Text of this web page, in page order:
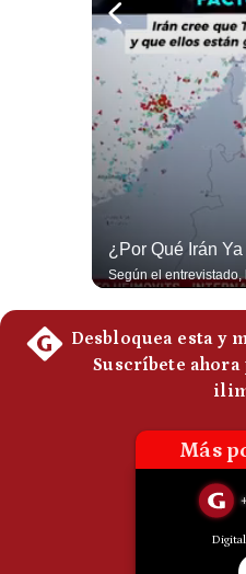
Preguntas
Frecuentes